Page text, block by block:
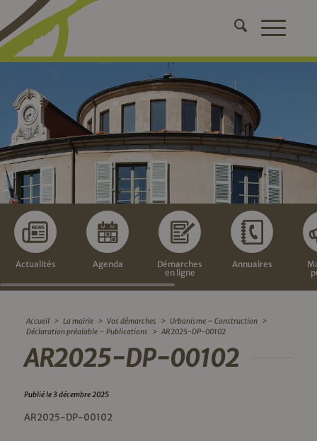
Actualités Agenda
Démarches
en ligne
Annuaires
Accueil > La mairie > Vos démarches > Urbanisme – Construction >
Déclaration préalable – Publications
> AR2025-DP-00102
AR2025-DP-00102
Publié le 3 décembre 2025
AR2025-DP-00102